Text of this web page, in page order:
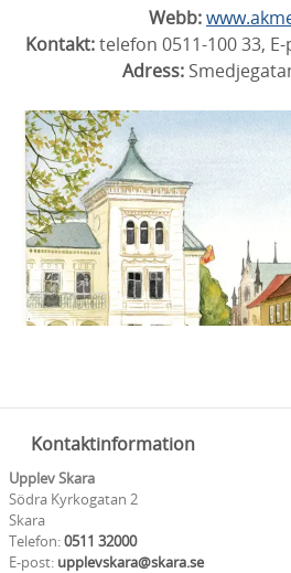
Webb:
Kontakt:telefon 0511-100 33,
Adress:
Kontaktinformation
Upplev Skara
Södra Kyrkogatan 2
Skara
Telefon:0511 32000
E-post: upplevskara@skara.se